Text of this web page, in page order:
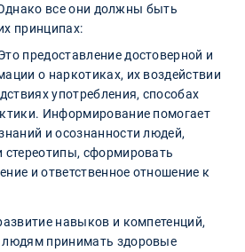
все они должны быть
принципах:
предоставление достоверной и
о наркотиках, их воздействии
употребления, способах
Информирование помогает
и осознанности людей,
сформировать
и ответственное отношение к
навыков и компетенций,
принимать здоровые